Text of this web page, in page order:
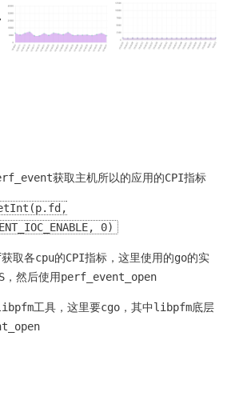
获取主机所以的应用的CPI指标
0)
取各cpu的CPI指标，这里使用的go的实
，然后使用perf_event_open
工具，这里要cgo，其中libpfm底层